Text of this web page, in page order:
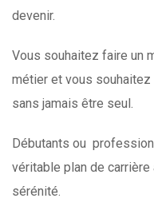
devenir.
Vous souhaitez faire un
métier et vous souhaitez
sans jamais être seul.
Débutants ou
véritable plan de carrière
sérénité.